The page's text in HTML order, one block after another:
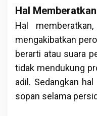
Hal
Hal
mengakibatkan
berarti atau suara
tidak mendukung
adil. Sedangkan
sopan selama